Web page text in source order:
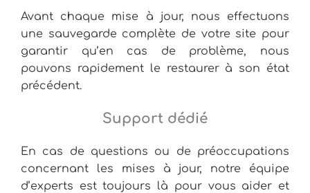
Avant chaque mise à jour, nous effectuons
une sauvegarde complète de votre site pour
garantir qu’en cas de problème, nous
pouvons rapidement le restaurer à son état
précédent.
Support dédié
En cas de questions ou de préoccupations
concernant les mises à jour, notre équipe
d’experts est toujours là pour vous aider et